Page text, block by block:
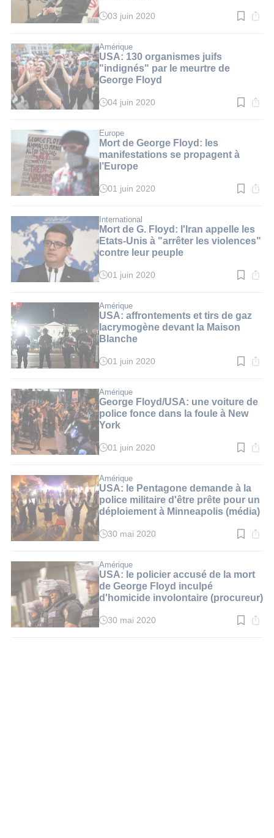
Temps
:
2
min.
03 juin 2020
Amérique
USA: 130 organismes juifs
"indignés" par le meurtre de
George Floyd
Temps
:
3
min.
04 juin 2020
Europe
Mort de George Floyd: les
manifestations se propagent à
l’Europe
Temps
:
3
min.
01 juin 2020
International
Mort de G. Floyd: l'Iran appelle les
Etats-Unis à "arrêter les violences"
contre leur peuple
Temps
:
2
min.
01 juin 2020
Amérique
USA: affrontements et tirs de gaz
lacrymogène devant la Maison
Blanche
Temps
:
2
min.
01 juin 2020
Amérique
George Floyd/USA: une voiture de
police fonce dans la foule à New
York
Temps
:
3
min.
01 juin 2020
Amérique
USA: le Pentagone demande à la
police militaire d'être prête pour un
déploiement à Minneapolis (média)
Temps
:
2
min.
30 mai 2020
Amérique
USA: le policier accusé de la mort
de George Floyd inculpé
d'homicide involontaire (procureur)
Temps
30 mai 2020